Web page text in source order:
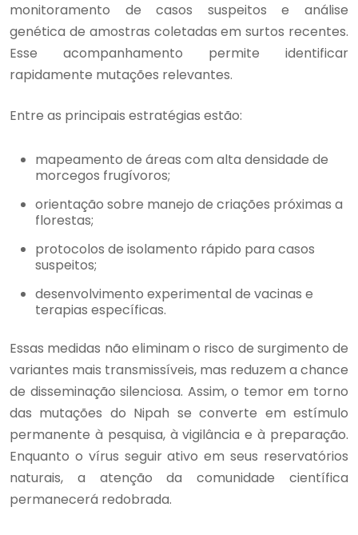
monitoramento de casos suspeitos e análise
genética de amostras coletadas em surtos recentes.
Esse acompanhamento permite identificar
rapidamente mutações relevantes.
Entre as principais estratégias estão:
mapeamento de áreas com alta densidade de
morcegos frugívoros;
orientação sobre manejo de criações próximas a
florestas;
protocolos de isolamento rápido para casos
suspeitos;
desenvolvimento experimental de vacinas e
terapias específicas.
Essas medidas não eliminam o risco de surgimento de
variantes mais transmissíveis, mas reduzem a chance
de disseminação silenciosa. Assim, o temor em torno
das mutações do Nipah se converte em estímulo
permanente à pesquisa, à vigilância e à preparação.
Enquanto o vírus seguir ativo em seus reservatórios
naturais, a atenção da comunidade científica
permanecerá redobrada.